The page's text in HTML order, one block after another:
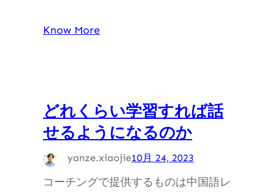
Know More
どれくらい学習すれば話
せるようになるのか
yanze.xiaojie10月 24, 2023
コーチングで提供するものは中国語レ